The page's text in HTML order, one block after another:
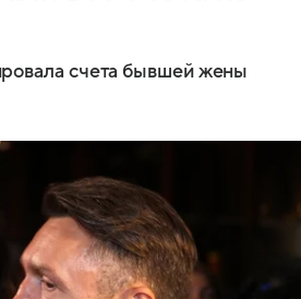
счета бывшей жены